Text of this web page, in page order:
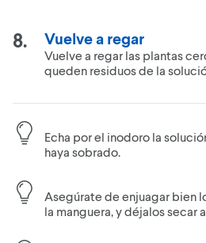
Vuelve a regar
Vuelve a regar las plantas
queden residuos de la
Echa por el inodoro la
haya sobrado.
Asegúrate de enjuagar bien
la manguera, y déjalos secar